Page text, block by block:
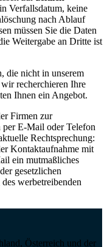
Verfallsdatum, keine
nach Ablauf
müssen Sie die Daten
Weitergabe an Dritte ist
die nicht in unserem
recherchieren Ihre
Ihnen ein Angebot.
Firmen zur
E-Mail oder Telefon
Rechtsprechung:
Kontaktaufnahme mit
ein mutmaßliches
gesetzlichen
werbetreibenden
Österreich und der